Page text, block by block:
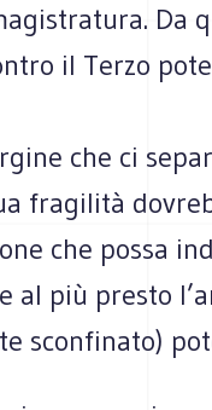
Da
il Terzo
che ci
fragilità
che possa
al più presto
sconfinato)